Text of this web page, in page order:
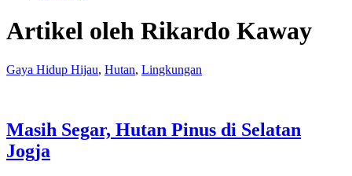
Artikel oleh Rikardo Kaway
Gaya Hidup Hijau, Hutan, Lingkungan
Masih Segar, Hutan Pinus di Selatan
Jogja